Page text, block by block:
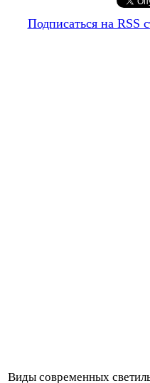
Подписаться на RSS
Виды современных